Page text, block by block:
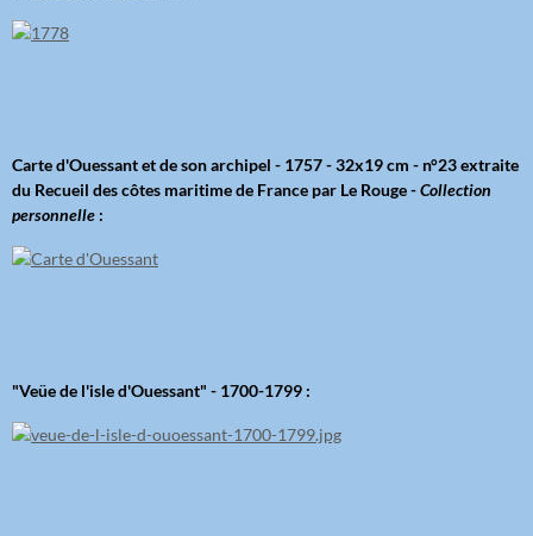
Carte d'Ouessant et de son archipel - 1757 - 32x19 cm - n°23 extraite
du Recueil des côtes maritime de France par Le Rouge -Collection
personnelle :
"Veüe de l'isle d'Ouessant" - 1700-1799 :